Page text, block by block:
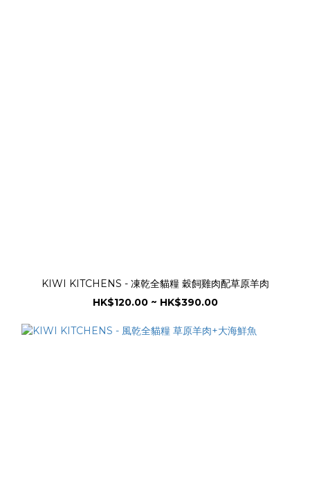
KIWI KITCHENS - 凍乾全貓糧 穀飼雞肉配草原羊肉
HK$120.00 ~ HK$390.00